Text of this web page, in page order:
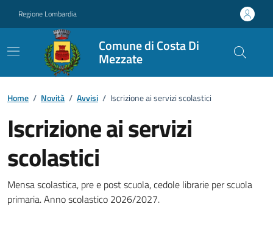
Regione Lombardia
Comune di Costa Di
Mezzate
Home / Novità / Avvisi / Iscrizione ai servizi scolastici
Iscrizione ai servizi
scolastici
Dettagli della notizia
Mensa scolastica, pre e post scuola, cedole librarie per scuola
primaria. Anno scolastico 2026/2027.